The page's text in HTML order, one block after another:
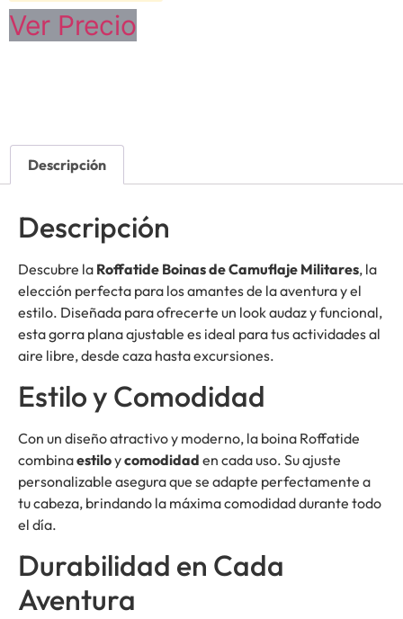
Ver Precio
Descripción
Descripción
Descubre la Roffatide Boinas de Camuflaje Militares, la
elección perfecta para los amantes de la aventura y el
estilo. Diseñada para ofrecerte un look audaz y funcional,
esta gorra plana ajustable es ideal para tus actividades al
aire libre, desde caza hasta excursiones.
Estilo y Comodidad
Con un diseño atractivo y moderno, la boina Roffatide
combinaestiloycomodidad en cada uso. Su ajuste
personalizable asegura que se adapte perfectamente a
tu cabeza, brindando la máxima comodidad durante todo
el día.
Durabilidad en Cada
Aventura